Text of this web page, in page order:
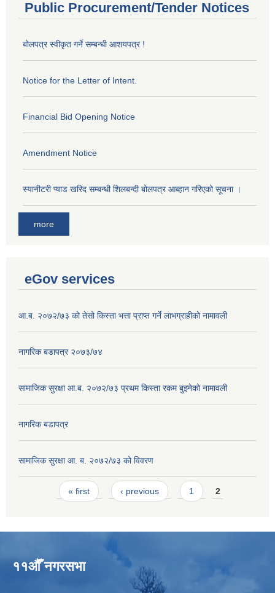
Public Procurement/Tender Notices
बोलपत्र स्वीकृत गर्ने सम्बन्धी आशयपत्र !
Notice for the Letter of Intent.
Financial Bid Opening Notice
Amendment Notice
स्यानीटरी प्याड खरिद सम्बन्धी शिलबन्दी बोलपत्र आब्हान गरिएको सूचना ।
more
eGov services
आ.ब. २०७२/७३ को तेसो किस्ता भत्ता प्राप्त गर्ने लाभग्राहीको नामावली
नागरिक बडापत्र २०७३/७४
सामाजिक सुरक्षा आ.ब. २०७२/७३ प्रथम किस्ता रकम बुझ्नेको नामावली
नागरिक बडापत्र
सामाजिक सुरक्षा आ. ब. २०७२/७३ को विवरण
Pages« first ‹ previous 1 2
११औँ नगरसभा